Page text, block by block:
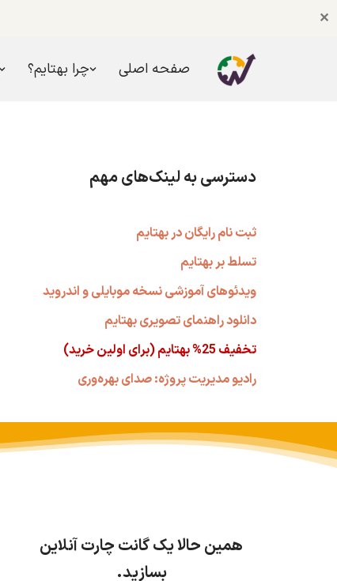
✕
صفحه اصلی چرا بهتایم؟
دسترسی به لینک‌های مهم
ثبت نام رایگان در بهتایم
تسلط بر بهتایم
ویدئوهای آموزشی نسخه موبایلی و اندروید
دانلود راهنمای تصویری بهتایم
تخفیف 25% بهتایم (برای اولین خرید)
رادیو مدیریت پروژه: صدای بهره‌وری
همین حالا یک گانت چارت آنلاین
بسازید.